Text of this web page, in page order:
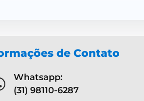
de Contato
Whatsapp:
(31) 98110-6287